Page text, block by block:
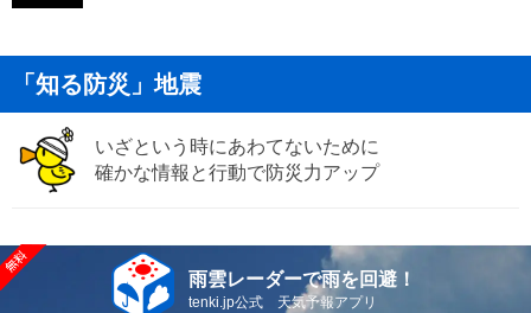
「知る防災」地震
いざという時にあわてないために
確かな情報と行動で防災力アップ
雨雲レーダーで雨を回避！
tenki.jp公式 天気予報アプリ